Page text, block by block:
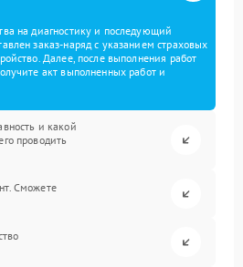
на диагностику и последующий
заказ-наряд с указанием страховых
Далее, после выполнения работ
акт выполненных работ и
и какой
проводить
Сможете